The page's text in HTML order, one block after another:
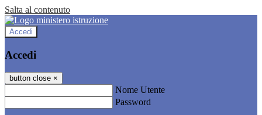
Salta al contenuto
Accedi
Accedi
button close ×
Nome Utente
Password